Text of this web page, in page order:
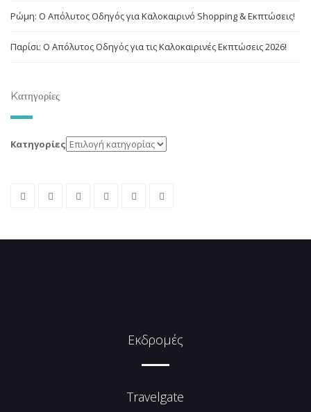
Ρώμη: Ο Απόλυτος Οδηγός για Καλοκαιρινό Shopping & Εκπτώσεις!
Παρίσι: Ο Απόλυτος Οδηγός για τις Καλοκαιρινές Εκπτώσεις 2026!
Kατηγορίες
Kατηγορίες
Εκδρομές
Travelgate